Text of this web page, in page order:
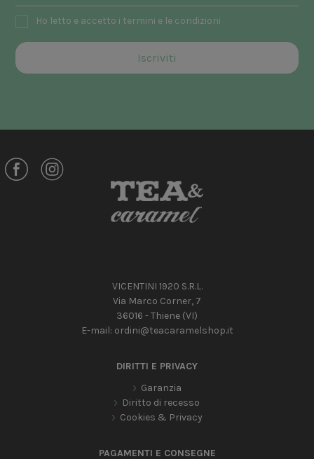
Ho letto e accetto i termini e le condizioni
VICENTINI 1920 S.R.L.
Via Marco Corner, 7
36016 - Thiene (VI)
E-mail: ordini@teacaramelshop.it
DIRITTI E PRIVACY
Garanzia
Diritto di recesso
Cookies & Privacy
PAGAMENTI E CONSEGNE